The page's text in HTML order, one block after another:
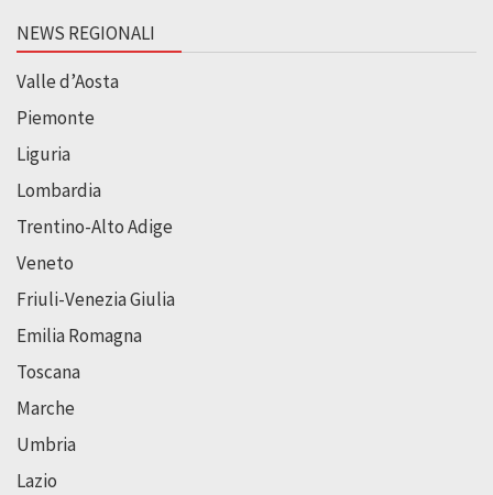
NEWS REGIONALI
Valle d’Aosta
Piemonte
Liguria
Lombardia
Trentino-Alto Adige
Veneto
Friuli-Venezia Giulia
Emilia Romagna
Toscana
Marche
Umbria
Lazio